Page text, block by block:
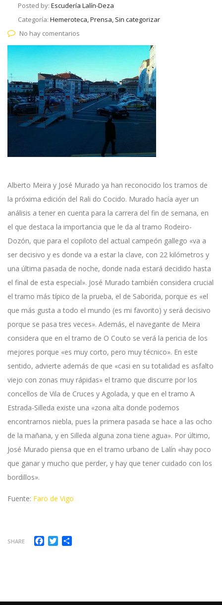
Posted by: Escudería Lalín-Deza
Categoría: Hemeroteca, Prensa, Sin categorizar
No hay comentarios
Alberto Meira y José Murado ya han reconocido los tramos de
la próxima edición del Rali do Cocido. Murado hacía ayer un
análisis a tener en cuenta para la carrera del fin de semana, en
el que destaca la importancia que le da al tramo Rodeiro-
Dozón, que para el copiloto del actual campeón gallego «va a
ser decisivo y es donde va a estar la clave, con 22 kilómetros y
una última pasada de noche, donde nada estará decidido hasta
el final de esta especial». José Murado también considera crucial
el tramo más típico de la prueba, el de Saborida, porque es «el
que más gusta a todo el mundo (es mi favorito) y será decisivo
porque se pasa tres veces». Además, el navegante de Meira
considera que en el tramo de O Couto se verá la pericia de los
mejores porque «es muy corto, pero muy técnico». En este
sentido, advierte además de que «casi en su totalidad es asfalto
viejo con zonas muy rápidas» el tramo que discurre por los
concellos de Vila de Cruces y Agolada, y que en el tramo A
Estrada-Silleda existe una «zona alta donde podemos
encontrarnos niebla, pues la primera pasada se hace a las ocho
de la mañana, y en Silleda alguna zona tiene agua». Por último,
José Murado piensa que en el tramo urbano de Lalín «hay poco
que ganar y mucho que perder, y hay que tener cuidado con los
bordillos».
Fuente: Faro de Vigo
SHARE Facebook
Twitter